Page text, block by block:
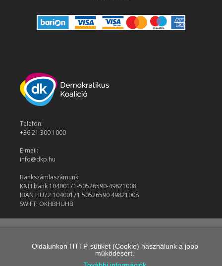
Telefon:
+36 21 300 1000
E-mail:
info@dkp.hu
Bankszámlaszámunk:
K&H bank 10400171-50526590-49821008
IBAN HU72 10400171 50526590 49821008
SWIFT: OKHBHUHB
Oldalunkon HTTP-sütiket (Cookie) használunk a jobb
működésért.